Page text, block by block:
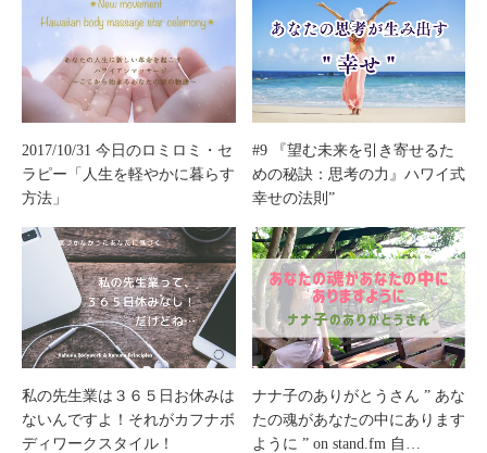
2017/10/31 今日のロミロミ・セ
ラピー「人生を軽やかに暮らす
方法」
#9 『望む未来を引き寄せるた
めの秘訣：思考の力』ハワイ式
幸せの法則”
私の先生業は３６５日お休みは
ないんですよ！それがカフナボ
ディワークスタイル！
ナナ子のありがとうさん ” あな
たの魂があなたの中にあります
ように ” on stand.fm 自…